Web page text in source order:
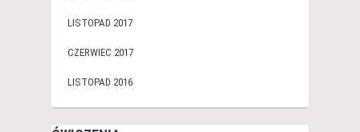
LISTOPAD 2017
CZERWIEC 2017
LISTOPAD 2016